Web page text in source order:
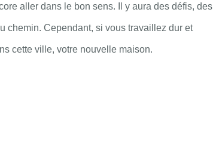
aller dans le bon sens. Il y aura des défis, des
chemin. Cependant, si vous travaillez dur et
cette ville, votre nouvelle maison.